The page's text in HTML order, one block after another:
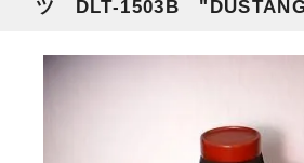
ツ DLT-1503B